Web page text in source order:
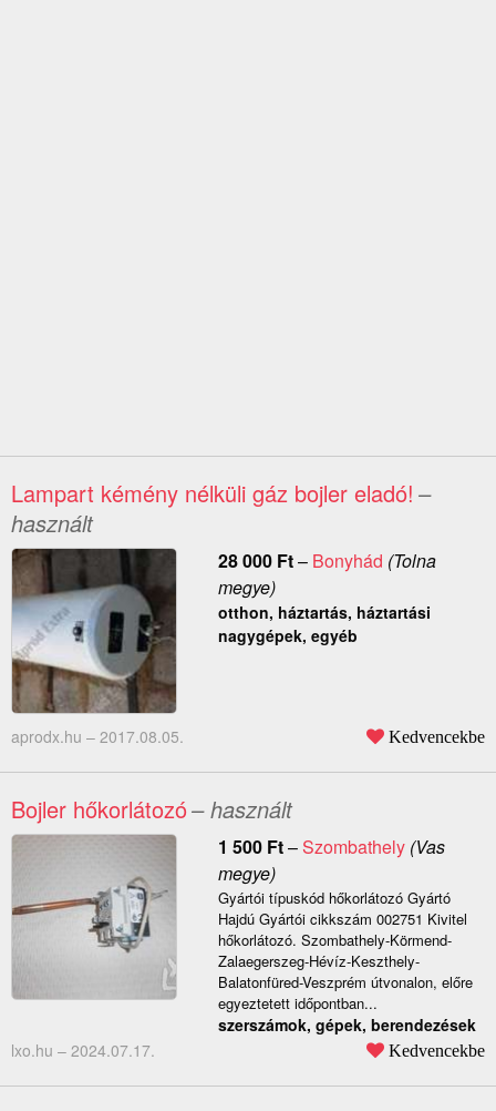
Lampart kémény nélküli gáz bojler eladó! –
használt
28 000 Ft– Bonyhád (Tolna
megye)
otthon, háztartás, háztartási
nagygépek, egyéb
aprodx.hu – 2017.08.05. Kedvencekbe
Bojler hőkorlátozó– használt
1 500 Ft–Szombathely(Vas
megye)
Gyártói típuskód hőkorlátozó Gyártó
Hajdú Gyártói cikkszám 002751 Kivitel
hőkorlátozó. Szombathely-Körmend-
Zalaegerszeg-Hévíz-Keszthely-
Balatonfüred-Veszprém útvonalon, előre
egyeztetett időpontban...
szerszámok, gépek, berendezések
lxo.hu – 2024.07.17. Kedvencekbe